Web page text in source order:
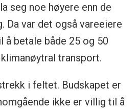
seg noe høyere enn de
Da var det også vareeiere
å betale både 25 og 50
transport.
i feltet. Budskapet er
ikke er villig til å